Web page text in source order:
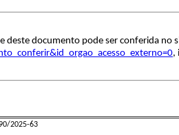
deste documento pode ser conferida no
,
2025-63